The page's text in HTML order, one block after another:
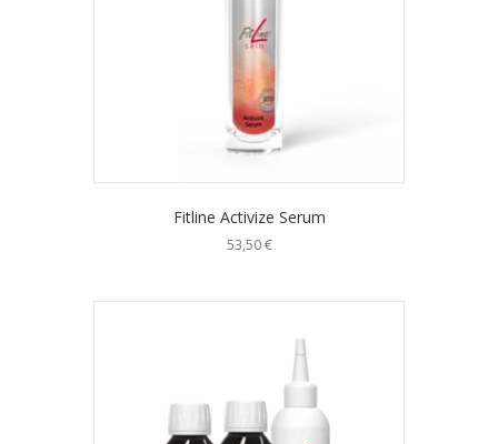
Fitline Activize Serum
53,50€